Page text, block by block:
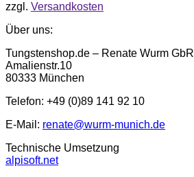
zzgl. Versandkosten
Über uns:
Tungstenshop.de – Renate Wurm GbR
Amalienstr.10
80333 München
Telefon: +49 (0)89 141 92 10
E-Mail: renate@wurm-munich.de
Technische Umsetzung
alpisoft.net